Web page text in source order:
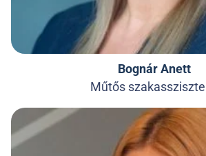
Bognár Anett
Műtős